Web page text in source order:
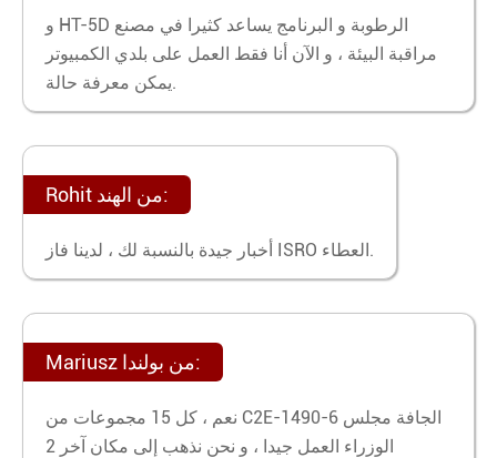
و HT-5D الرطوبة و البرنامج يساعد كثيرا في مصنع
مراقبة البيئة ، و الآن أنا فقط العمل على بلدي الكمبيوتر
يمكن معرفة حالة.
Rohit من الهند:
أخبار جيدة بالنسبة لك ، لدينا فاز ISRO العطاء.
Mariusz من بولندا:
نعم ، كل 15 مجموعات من C2E-1490-6 الجافة مجلس
الوزراء العمل جيدا ، و نحن نذهب إلى مكان آخر 2